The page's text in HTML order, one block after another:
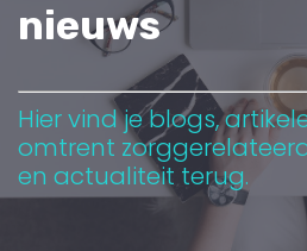
nieuws
Hier vind je blogs,
omtrent
en actualiteit terug.